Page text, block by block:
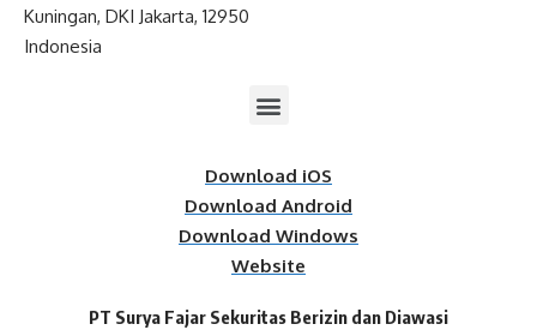
Kuningan, DKI Jakarta, 12950
Indonesia
Download iOS
Download Android
Download Windows
Website
PT Surya Fajar Sekuritas Berizin dan Diawasi